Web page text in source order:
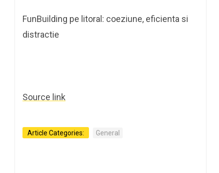
FunBuilding pe litoral: coeziune, eficienta si
distractie
Source link
Article Categories: General